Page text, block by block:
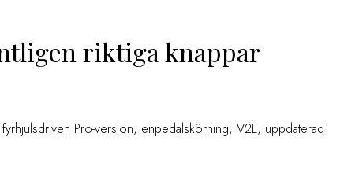
riktiga knappar
Pro-version, enpedalskörning, V2L, uppdaterad